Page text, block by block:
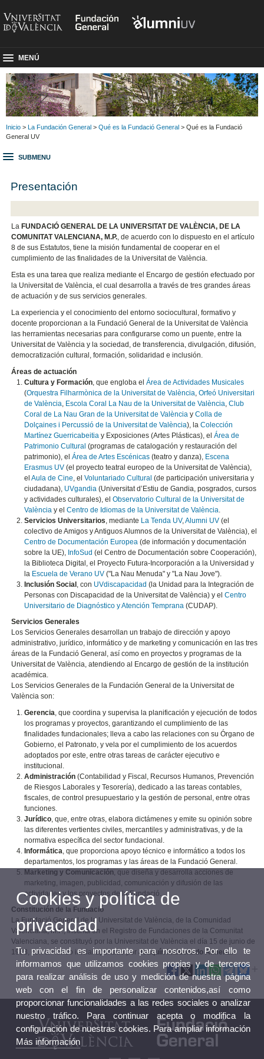
MENÚ
Inicio > La Fundación General > Qué es la Fundació General > Qué es la Fundació
General UV
SUBMENU
Presentación
La FUNDACIÓ GENERAL DE LA UNIVERSITAT DE VALÈNCIA, DE LA
COMUNITAT VALENCIANA, M.P., de acuerdo con lo dispuesto en el artículo
8 de sus Estatutos, tiene la misión fundamental de cooperar en el
cumplimiento de las finalidades de la Universitat de València.
Esta es una tarea que realiza mediante el Encargo de gestión efectuado por
la Universitat de València, el cual desarrolla a través de tres grandes áreas
de actuación y de sus servicios generales.
La experiencia y el conocimiento del entorno sociocultural, formativo y
docente proporcionan a la Fundació General de la Universitat de València
las herramientas necesarias para configurarse como un puente, entre la
Universitat de València y la sociedad, de transferencia, divulgación, difusión,
democratización cultural, formación, solidaridad e inclusión.
Áreas de actuación
Cultura y Formación, que engloba elÁrea de Actividades Musicales
(Orquestra Filharmònica de la Universitat de València,Orfeó Universitari
de València, Escola Coral La Nau de la Universitat de València,Club
Coral de La Nau Gran de la Universitat de València yColla de
Dolçaines i Percussió de la Universitat de València), laColección
Martínez Guerricabeitia y Exposiciones (Artes Plásticas), elÁrea de
Patrimonio Cultural (programas de catalogación y restauración del
patrimonio), elÁrea de Artes Escénicas (teatro y danza), Escena
Erasmus UV (el proyecto teatral europeo de la Universitat de València),
elAula de Cine, elVoluntariado Cultural (de participación universitaria y
ciudadana), UVgandia (Universitat d’Estiu de Gandia, posgrados, cursos
y actividades culturales), elObservatorio Cultural de la Universitat de
València y elCentro de Idiomas de la Universitat de València.
Servicios Universitarios, mediante La Tenda UV,Alumni UV (el
colectivo de Amigos y Antiguos Alumnos de la Universitat de València), el
Centro de Documentación Europea (de información y documentación
sobre la UE), InfoSud (el Centro de Documentación sobre Cooperación),
la Biblioteca Digital, el Proyecto Futura-Incorporación a la Universidad y
la Escuela de Verano UV ("La Nau Menuda" y "La Nau Jove").
Inclusión Social , con UVdiscapacidad (la Unidad para la Integración de
Personas con Discapacidad de la Universitat de València) y elCentro
Universitario de Diagnóstico y Atención Temprana (CUDAP).
Servicios Generales
Los Servicios Generales desarrollan un trabajo de dirección y apoyo
administrativo, jurídico, informático y de marketing y comunicación en las tres
áreas de la Fundació General, así como en proyectos y programas de la
Universitat de València, atendiendo al Encargo de gestión de la institución
académica.
Los Servicios Generales de la Fundación General de la Universitat de
València son:
Gerencia, que coordina y supervisa la planificación y ejecución de todos
los programas y proyectos, garantizando el cumplimiento de las
finalidades fundacionales; lleva a cabo las relaciones con su Órgano de
Gobierno, el Patronato, y vela por el cumplimiento de los acuerdos
adoptados por este, entre otras tareas de carácter ejecutivo e
institucional.
Administración (Contabilidad y Fiscal, Recursos Humanos, Prevención
de Riesgos Laborales y Tesorería), dedicado a las tareas contables,
fiscales, de control presupuestario y la gestión de personal, entre otras
funciones.
Jurídico, que, entre otras, elabora dictámenes y emite su opinión sobre
las diferentes vertientes civiles, mercantiles y administrativas, y de la
normativa específica del sector fundacional.
Informática, que proporciona apoyo técnico e informático a todos los
departamentos, los programas y las áreas de la Fundació General.
Marketing y Comunicación, que diseña y desarrolla acciones de
marketing, imagen, publicidad, comunicación y difusión de las
actividades y los proyectos de la Fundació.
Constitución de la Fundació
La Fundació General de la Universitat de València, de la Comunidad
Valenciana, M.P., inscrita en el Registro de Fundaciones de la Comunitat
Valenciana, se constituyó por la Universitat de València el día 15 de junio de
1983, con un fondo inicial aportado porJoaquín Maldonado Almenar.
Cookies y política de
privacidad
Tu privacidad es importante para nosotros. Por ello te
informamos que utilizamos cookies propias y de terceros
para realizar análisis de uso y medición de nuestra página
web con el fin de personalizar contenidos,así como
proporcionar funcionalidades a las redes sociales o analizar
nuestro tráfico. Para continuar acepta o modifica la
configuración de nuestras cookies. Para ampliar información
Más información